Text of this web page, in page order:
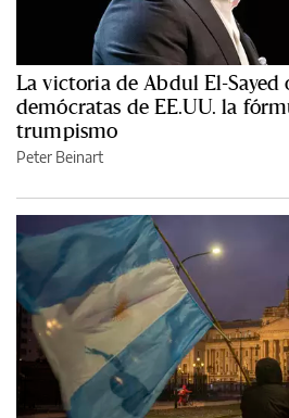
La victoria de Abdul El-Sayed
demócratas de EE.UU. la
trumpismo
Peter Beinart